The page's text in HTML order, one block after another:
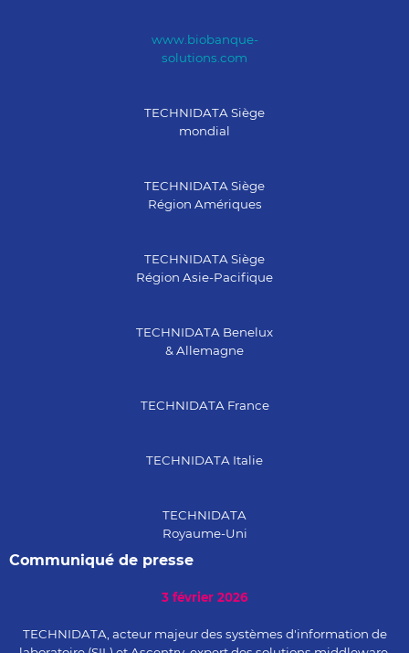
www.biobanque-
solutions.com
TECHNIDATA Siège
mondial
TECHNIDATA Siège
Région Amériques
TECHNIDATA Siège
Région Asie-Pacifique
TECHNIDATA Benelux
& Allemagne
TECHNIDATA France
TECHNIDATA Italie
TECHNIDATA
Royaume-Uni
Communiqué de presse
3 février 2026
TECHNIDATA, acteur majeur des systèmes d'information de